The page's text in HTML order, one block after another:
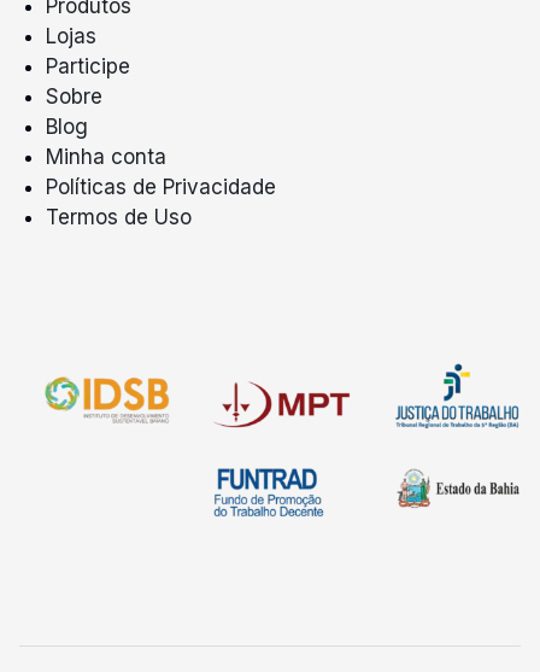
Produtos
Lojas
Participe
Sobre
Blog
Minha conta
Políticas de Privacidade
Termos de Uso